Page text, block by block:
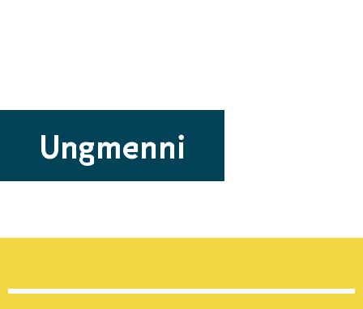
Ungmenni